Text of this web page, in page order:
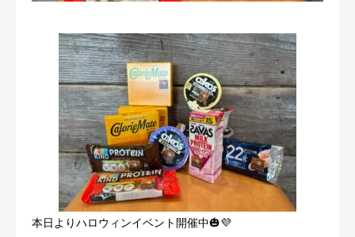
本日よりハロウィンイベント開催中🎃💜